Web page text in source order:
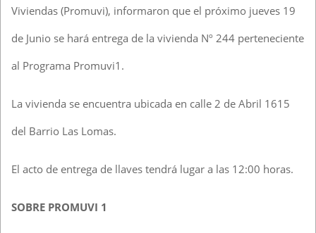
Viviendas (Promuvi), informaron que el próximo jueves 19
de Junio se hará entrega de la vivienda Nº 244 perteneciente
al Programa Promuvi1.
La vivienda se encuentra ubicada en calle 2 de Abril 1615
del Barrio Las Lomas.
El acto de entrega de llaves tendrá lugar a las 12:00 horas.
SOBRE PROMUVI 1